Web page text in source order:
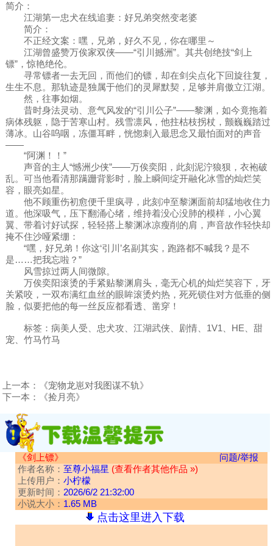
简介：
江湖第一忠犬在线追妻：好兄弟突然变老婆
简介：
不正经文案：嘿，兄弟，好久不见，你在哪里～
江湖曾盛赞万俟家双侠——“引川撼洲”。其共创绝技“剑上
镖”，惊艳绝伦。
寻常镖者一去无回，而他们的镖，却在剑尖点化下回旋往复，
生生不息。那轨迹是独属于他们的灵犀默契，足够并肩傲立江湖。
然，往事如烟。
昔时身法灵动、意气风发的“引川公子”——黎渊，如今竟拖着
病体残躯，隐于苦寒山村。残雪凛风，他拄枯枝拐杖，颤巍巍踏过
薄冰。山谷呜咽，冻僵耳畔，恍惚刺入最思念又最怕面对的声音
——
“阿渊！！”
声音的主人“憾洲少侠”——万俟奕阳，此刻泥泞狼狈，衣袍破
乱。可当他看清那蹒跚背影时，脸上瞬间绽开融化冰雪的灿烂笑
容，眼亮如星。
他不顾重伤初愈便千里疯寻，此刻冲至黎渊面前却猛地收住力
道。他深吸气，压下翻涌心绪，维持着没心没肺的模样，小心翼
翼、带着讨好试探，轻轻搭上黎渊冰凉瘦削的肩，声音故作轻快却
掩不住沙哑紧绷：
“嘿，好兄弟！你这‘引川’名副其实，跑路都不喊我？是不
是……把我忘啦？”
风雪掠过两人间微隙。
万俟奕阳滚烫的手紧贴黎渊肩头，毫无心机的灿烂笑容下，牙
关紧咬，一双布满红血丝的眼眸滚烫灼热，死死锁住对方低垂的侧
脸，似要把他的每一丝反应都看透、凿穿！
标签：病美人受、忠犬攻、江湖武侠、剧情、1V1、HE、甜
宠、竹马竹马
上一本：
《宠物龙崽对我图谋不轨》
下一本：
《捡月亮》
《剑上镖》
问题/举报
作者名称： 至尊小福星 (查看作者其他作品 »)
上传用户： 小柠檬
更新时间： 2026/6/2 21:32:00
小说大小： 1.65 MB
点击这里进入下载